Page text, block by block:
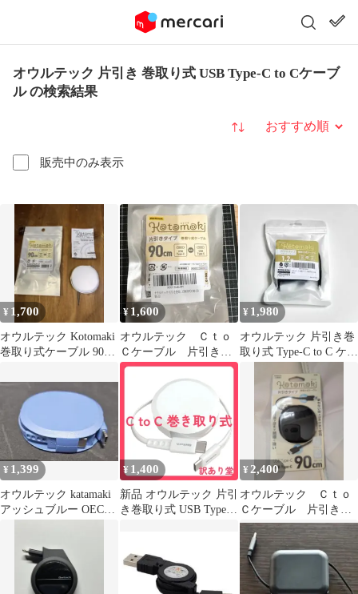
オウルテック 片引き 巻取り式 USB Type-C to Cケーブ
ル の検索結果
販売中のみ表示
並び替え
¥ 1,700
オウルテック Kotomaki
巻取り式ケーブル 90cm
¥ 1,600
オウルテック Ｃｔｏ
Ｃケーブル 片引き巻
取り式 ＯＷＬ−ＣＢＫ
ＲＰＣＣ９０−ＢＫ
¥ 1,980
オウルテック 片引き巻
取り式 Type-C to C ケー
¥ 1,399
オウルテック katamaki
アッシュブルー OEC-
¥ 1,400
新品 オウルテック 片引
き巻取り式 USB Type-C
温度センサー搭載
katamaki 巻き取り Type-
Cケーブル iPhone 17 シ
¥ 2,400
オウルテック Ｃｔｏ
Ｃケーブル 片引き巻
取り式 ＯＷＬ−ＣＢＫ
ＲＰＣＣ９０−ＢＫ